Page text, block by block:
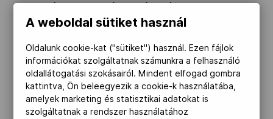
Dudás Norbert és Fehér Márk alkotja az
együttest.
Kardos, Vida és Boncsér számára külön
téttel bír az Eb, hiszen a csapatversenyen
nyújtott egyéni összetett teljesítmény
alapján lehet kvalifikálódni a nyári ifjúsági
olimpiára.
A weboldal sütiket használ
Oldalunk cookie-kat ("sütiket") használ. Ezen fájlok
információkat szolgáltatnak számunkra a felhasználó
oldallátogatási szokásairól. Mindent elfogad gombra
kattintva, Ön beleegyezik a cookie-k használatába,
amelyek marketing és statisztikai adatokat is
szolgáltatnak a rendszer használatához